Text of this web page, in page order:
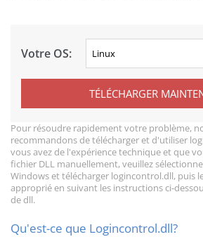
Votre OS:
TÉLÉCHARGER
Pour résoudre rapidement votre problème,
recommandons de télécharger et d'utiliser
vous avez de l'expérience technique et que
fichier DLL manuellement, veuillez
Windows et télécharger logincontrol.dll, puis
approprié en suivant les instructions ci-
de dll.
Qu'est-ce que Logincontrol.dll?